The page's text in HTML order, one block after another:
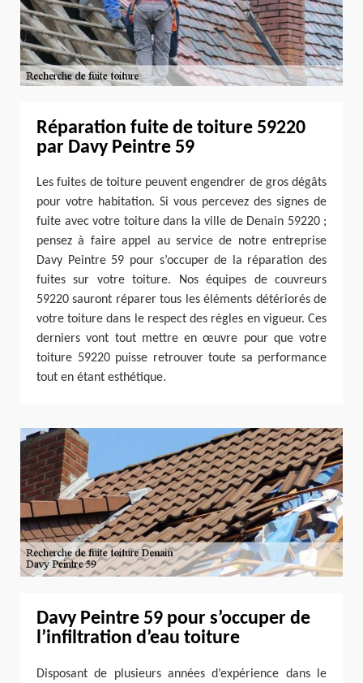
Réparation fuite de toiture 59220
par Davy Peintre 59
Les fuites de toiture peuvent engendrer de gros dégâts
pour votre habitation. Si vous percevez des signes de
fuite avec votre toiture dans la ville de Denain 59220 ;
pensez à faire appel au service de notre entreprise
Davy Peintre 59 pour s’occuper de la réparation des
fuites sur votre toiture. Nos équipes de couvreurs
59220 sauront réparer tous les éléments détériorés de
votre toiture dans le respect des règles en vigueur. Ces
derniers vont tout mettre en œuvre pour que votre
toiture 59220 puisse retrouver toute sa performance
tout en étant esthétique.
Davy Peintre 59 pour s’occuper de
l’infiltration d’eau toiture
Disposant de plusieurs années d’expérience dans le